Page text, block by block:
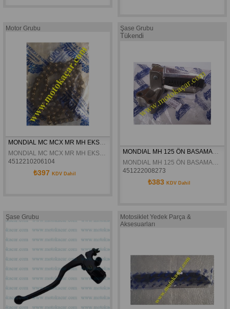
Motor Grubu
MONDIAL MC MCX MR MH EKSANTRIK ZINCIRI ORJ
MONDIAL MC MCX MR MH EKSANTRIK ZINCIRI ORJ
4512210206104
₺397 KDV Dahil
Şase Grubu
Tükendi
451222008273
₺383 KDV Dahil
Şase Grubu
Motosiklet Yedek Parça &
Aksesuarları